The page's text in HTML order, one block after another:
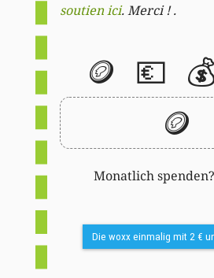
soutien ici. Merci ! .
🪙 💶
🪙
Monatlich spenden?
Die woxx einmalig mit 2 €